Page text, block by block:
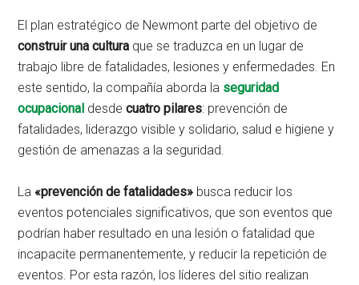
El plan estratégico de Newmont parte del objetivo de
construir una cultura que se traduzca en un lugar de
trabajo libre de fatalidades, lesiones y enfermedades. En
este sentido, la compañía aborda la seguridad
ocupacional desdecuatro pilares: prevención de
fatalidades, liderazgo visible y solidario, salud e higiene y
gestión de amenazas a la seguridad.
La«prevención de fatalidades» busca reducir los
eventos potenciales significativos, que son eventos que
podrían haber resultado en una lesión o fatalidad que
incapacite permanentemente, y reducir la repetición de
eventos. Por esta razón, los líderes del sitio realizan